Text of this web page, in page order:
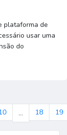
plataforma de
usar uma
do
... 18 19